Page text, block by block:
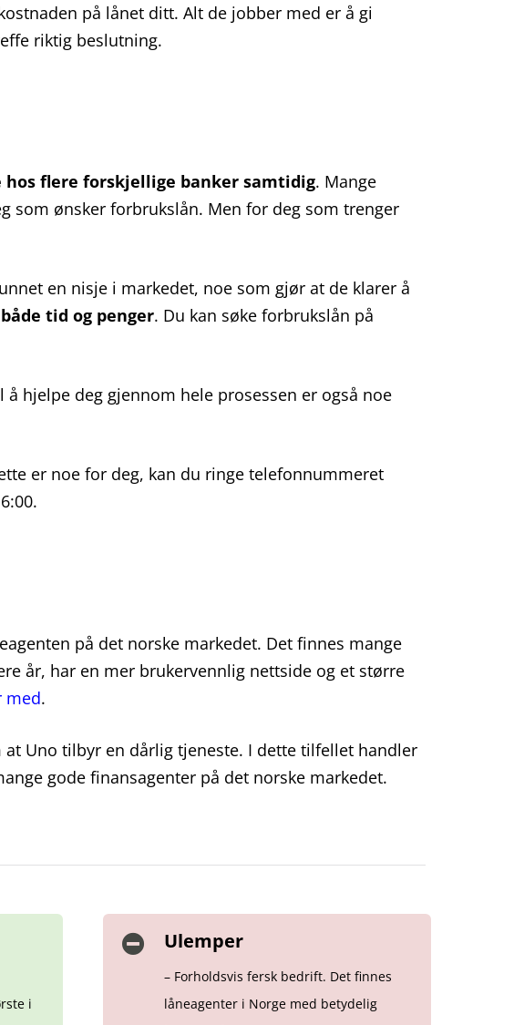
på lånet ditt. Alt de jobber med er å gi
riktig beslutning.
hos flere forskjellige banker samtidig. Mange
som ønsker forbrukslån. Men for deg som trenger
en nisje i markedet, noe som gjør at de klarer å
tid og penger. Du kan søke forbrukslån på
hjelpe deg gjennom hele prosessen er også noe
er noe for deg, kan du ringe telefonnummeret
på det norske markedet. Det finnes mange
år, har en mer brukervennlig nettside og et større
med.
Uno tilbyr en dårlig tjeneste. I dette tilfellet handler
gode finansagenter på det norske markedet.
i
Ulemper
– Forholdsvis fersk bedrift. Det finnes
låneagenter i Norge med betydelig